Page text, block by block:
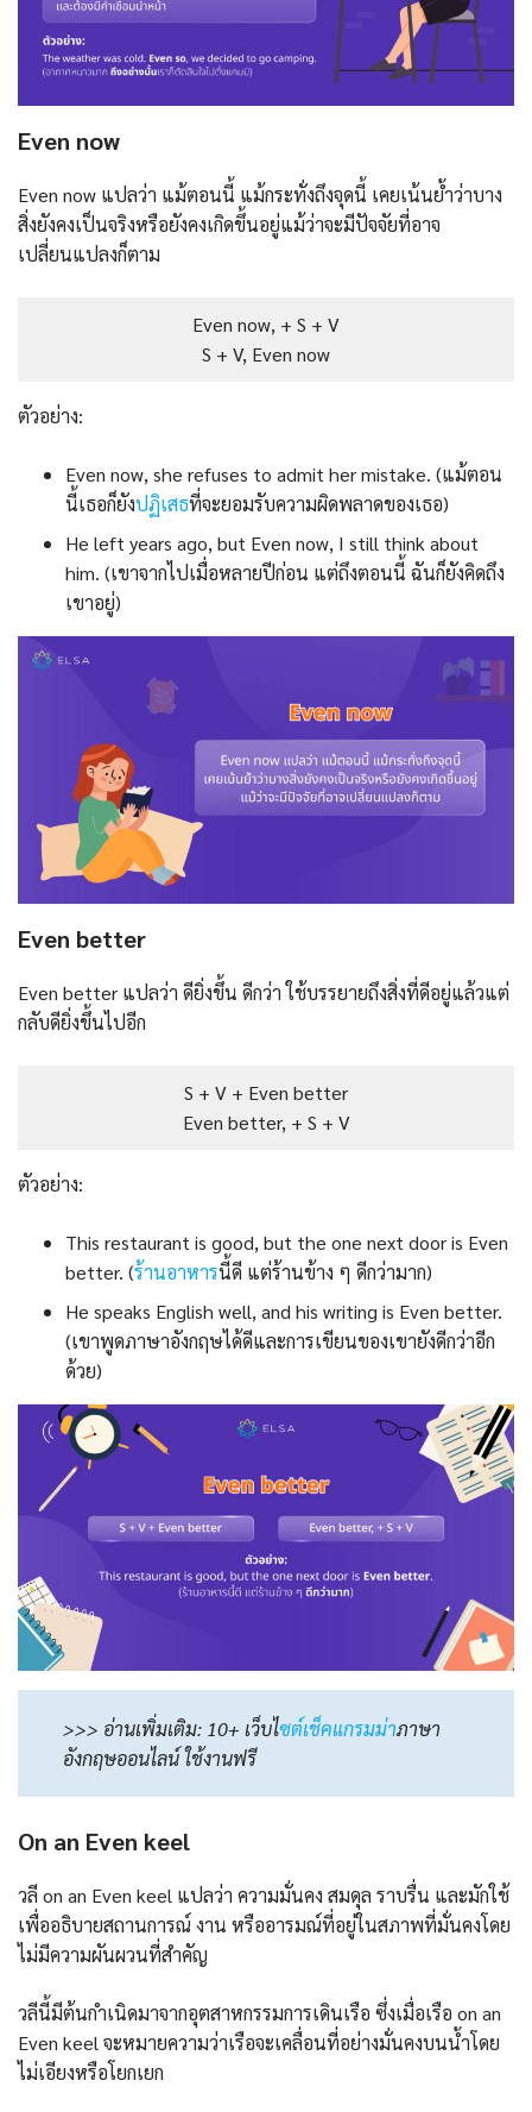
Even now
Even now แปลว่า แม้ตอนนี้ แม้กระทั่งถึงจุดนี้ เคยเน้นย้ำว่าบาง
สิ่งยังคงเป็นจริงหรือยังคงเกิดขึ้นอยู่แม้ว่าจะมีปัจจัยที่อาจ
เปลี่ยนแปลงก็ตาม
Even now, + S + V
S + V, Even now
ตัวอย่าง:
Even now, she refuses to admit her mistake. (แม้ตอน
นี้เธอก็ยังปฏิเสธที่จะยอมรับความผิดพลาดของเธอ)
He left years ago, but Even now, I still think about
him. (เขาจากไปเมื่อหลายปีก่อน แต่ถึงตอนนี้ ฉันก็ยังคิดถึง
เขาอยู่)
Even better
Even better แปลว่า ดียิ่งขึ้น ดีกว่า ใช้บรรยายถึงสิ่งที่ดีอยู่แล้วแต่
กลับดียิ่งขึ้นไปอีก
S + V + Even better
Even better, + S + V
ตัวอย่าง:
This restaurant is good, but the one next door is Even
better. (ร้านอาหารนี้ดี แต่ร้านข้าง ๆ ดีกว่ามาก)
He speaks English well, and his writing is Even better.
(เขาพูดภาษาอังกฤษได้ดีและการเขียนของเขายังดีกว่าอีก
ด้วย)
>>> อ่านเพิ่มเติม: 10+ เว็บไซต์เช็คแกรมม่าภาษา
อังกฤษออนไลน์ ใช้งานฟรี
On an Even keel
วลี on an Even keel แปลว่า ความมั่นคง สมดุล ราบรื่น และมักใช้
เพื่ออธิบายสถานการณ์ งาน หรืออารมณ์ที่อยู่ในสภาพที่มั่นคงโดย
ไม่มีความผันผวนที่สำคัญ
วลีนี้มีต้นกำเนิดมาจากอุตสาหกรรมการเดินเรือ ซึ่งเมื่อเรือ on an
Even keel จะหมายความว่าเรือจะเคลื่อนที่อย่างมั่นคงบนน้ำโดย
ไม่เอียงหรือโยกเยก